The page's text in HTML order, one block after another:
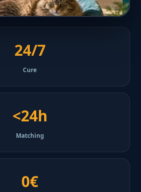
24/7
Cure
<24h
Matching
0€